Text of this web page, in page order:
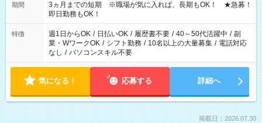
期間
3ヵ月までの短期 ※職場が気に入れば、長期もOK！ ★急募！
即日勤務もOK！
特徴 週1日からOK / 日払いOK / 履歴書不要 / 40～50代活躍中 / 副
業・WワークOK / シフト勤務 / 10名以上の大量募集 / 電話対応
なし / パソコンスキル不要
気になる！ 応募する 詳細へ
掲載日：2026.07.30